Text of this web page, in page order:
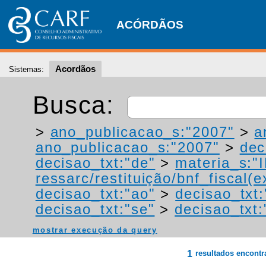
ACÓRDÃOS
Sistemas: Acordãos
Busca:
> ano_publicacao_s:"2007" >
ano_publicacao_s:"2007" >
decisao_txt:"de" >
ressarc/restituição/
decisao_txt:"ao" >
decisao_txt:"se" >
mostrar execução da query
1 resultados